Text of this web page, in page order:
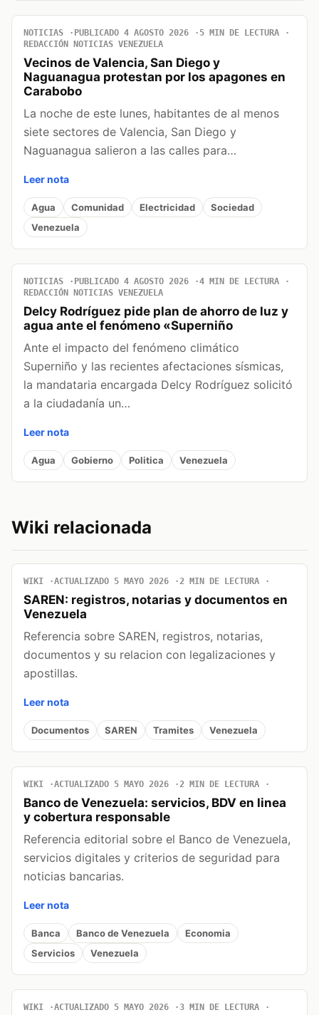
NOTICIAS PUBLICADO 4 AGOSTO 2026
5 MIN DE LECTURA
REDACCIÓN NOTICIAS VENEZUELA
Vecinos de Valencia, San Diego y
Naguanagua protestan por los apagones en
Carabobo
La noche de este lunes, habitantes de al menos
siete sectores de Valencia, San Diego y
Naguanagua salieron a las calles para…
Leer nota
Agua Comunidad Electricidad
Sociedad
Venezuela
NOTICIAS PUBLICADO 4 AGOSTO 2026
4 MIN DE LECTURA
REDACCIÓN NOTICIAS VENEZUELA
Delcy Rodríguez pide plan de ahorro de luz y
agua ante el fenómeno «Superniño
Ante el impacto del fenómeno climático
Superniño y las recientes afectaciones sísmicas,
la mandataria encargada Delcy Rodríguez solicitó
a la ciudadanía un…
Leer nota
Agua Gobierno Politica Venezuela
Wiki relacionada
WIKI ACTUALIZADO 5 MAYO 2026 2 MIN DE LECTURA
SAREN: registros, notarias y documentos en
Venezuela
Referencia sobre SAREN, registros, notarias,
documentos y su relacion con legalizaciones y
apostillas.
Leer nota
Documentos SAREN Tramites Venezuela
WIKI ACTUALIZADO 5 MAYO 2026 2 MIN DE LECTURA
Banco de Venezuela: servicios, BDV en linea
y cobertura responsable
Referencia editorial sobre el Banco de Venezuela,
servicios digitales y criterios de seguridad para
noticias bancarias.
Leer nota
Banca Banco de Venezuela
Economia
Servicios
Venezuela
WIKI ACTUALIZADO 5 MAYO 2026 3 MIN DE LECTURA